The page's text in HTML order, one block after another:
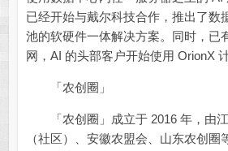
已经开始与戴尔科技合作，推出了数
池的软硬件一体解决方案。同时，已
网，AI 的头部客户开始使用 OrionX
「农创圈」
「农创圈」成立于 2016 年，由江
（社区）、安徽农盟会、山东农创圈